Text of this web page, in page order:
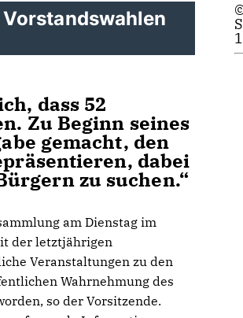
dass 52
Zu Beginn seines
gemacht, den
dabei
zu suchen.“
am Dienstag im
der letztjährigen
Veranstaltungen zu den
Wahrnehmung des
so der Vorsitzende.